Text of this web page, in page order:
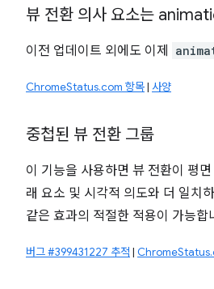
뷰 전환 의사 요소는
이전 업데이트 외에도 이제
ChromeStatus.com 항목| 사양
중첩된 뷰 전환 그룹
이 기능을 사용하면 뷰 전환이 평
래 요소 및 시각적 의도와 더 일치
같은 효과의 적절한 적용이 가능합
버그 #399431227 추적 |